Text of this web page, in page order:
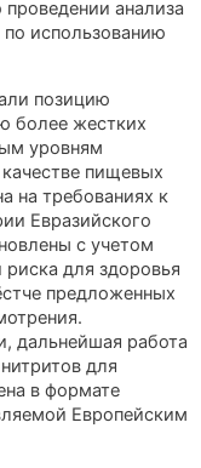
анализа
использованию
позицию
более жестких
уровням
пищевых
на требованиях к
Евразийского
с учетом
для здоровья
предложенных
дальнейшая работа
для
в формате
Европейским